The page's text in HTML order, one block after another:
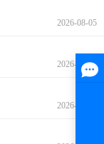
2026-08-05
2026-08-05
2026-08-05